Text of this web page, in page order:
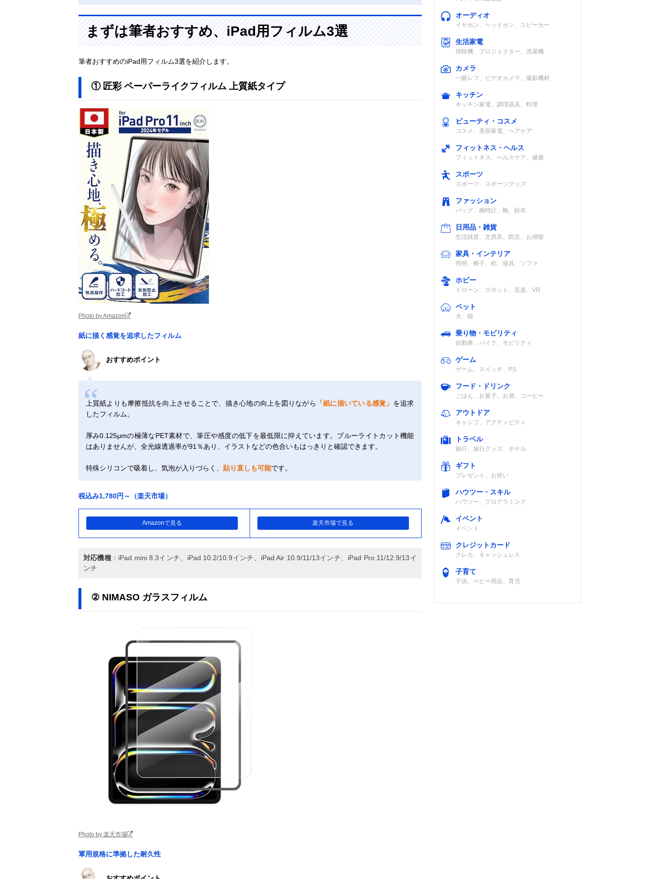
まずは筆者おすすめ、iPad用フィルム3選
筆者おすすめのiPad用フィルム3選を紹介します。
① 匠彩 ペーパーライクフィルム 上質紙タイプ
Photo by Amazon
紙に描く感覚を追求したフィルム
おすすめポイント
上質紙よりも摩擦抵抗を向上させることで、描き心地の向上を図りながら 「紙に描いている感覚」 を追求
したフィルム。
厚み0.125μmの極薄なPET素材で、筆圧や感度の低下を最低限に抑えています。ブルーライトカット機能
はありませんが、全光線透過率が91％あり、イラストなどの色合いもはっきりと確認できます。
特殊シリコンで吸着し、気泡が入りづらく、 貼り直しも可能です。
税込み1,780円～（楽天市場）
Amazonで見る 楽天市場で見る
対応機種：iPad mini 8.3インチ、iPad 10.2/10.9インチ、iPad Air 10.9/11/13インチ、iPad Pro 11/12.9/13イ
ンチ
② NIMASO ガラスフィルム
Photo by 楽天市場
軍用規格に準拠した耐久性
オーディオ
イヤホン、ヘッドホン、スピーカー
生活家電
掃除機、プロジェクター、洗濯機
カメラ
一眼レフ、ビデオカメラ、撮影機材
キッチン
キッチン家電、調理器具、料理
ビューティ・コスメ
コスメ、美容家電、ヘアケア
フィットネス・ヘルス
フィットネス、ヘルスケア、健康
スポーツ
スポーツ、スポーツグッズ
ファッション
バッグ、腕時計、靴、財布
日用品・雑貨
生活雑貨、文房具、防災、お掃除
家具・インテリア
照明、椅子、机、寝具、ソファ
ホビー
ドローン、ロボット、音楽、VR
ペット
犬、猫
乗り物・モビリティ
自動車、バイク、モビリティ
ゲーム
ゲーム、スイッチ、PS
フード・ドリンク
ごはん、お菓子、お酒、コーヒー
アウトドア
キャンプ、アクティビティ
トラベル
旅行、旅行グッズ、ホテル
ギフト
プレゼント、お祝い
ハウツー・スキル
ハウツー、プログラミング
イベント
イベント
クレジットカード
クレカ、キャッシュレス
子育て
子供、ベビー用品、育児